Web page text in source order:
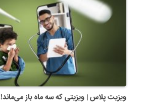
ویزیت پلاس | ویزیتی که سه ماه باز می‌ماند!